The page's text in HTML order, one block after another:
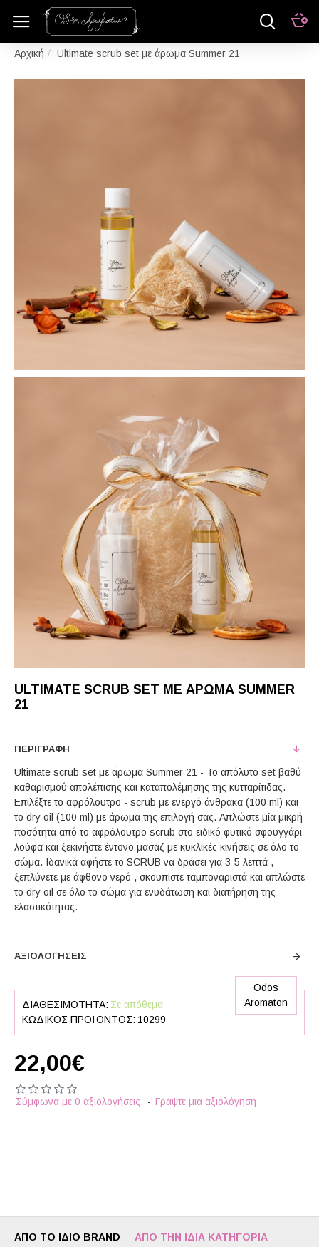
Ultimate scrub set με άρωμα Summer 21
ULTIMATE SCRUB SET ΜΕ ΆΡΩΜΑ SUMMER
21
ΠΕΡΙΓΡΑΦΉ
Ultimate scrub set με άρωμα Summer 21 - Το απόλυτο set βαθύ
καθαρισμού απολέπισης και καταπολέμησης της κυτταρίτιδας.
Επιλέξτε το αφρόλουτρο - scrub με ενεργό άνθρακα (100 ml) και
το dry oil (100 ml) με άρωμα της επιλογή σας. Aπλώστε μία μικρή
ποσότητα από το αφρόλουτρο scrub στο ειδικό φυτικό σφουγγάρι
λούφα και ξεκινήστε έντονο μασάζ με κυκλικές κινήσεις σε όλο το
σώμα. Ιδανικά αφήστε το SCRUB να δράσει για 3-5 λεπτά ,
ξεπλύνετε με άφθονο νερό , σκουπίστε ταμποναριστά και απλώστε
το dry oil σε όλο το σώμα για ενυδάτωση και διατήρηση της
ελαστικότητας.
ΑΞΙΟΛΟΓΉΣΕΙΣ
ΔΙΑΘΕΣΙΜΌΤΗΤΑ: Σε απόθεμα
ΚΩΔΙΚΌΣ ΠΡΟΪΌΝΤΟΣ: 10299
Odos
Aromaton
Σύμφωνα με 0 αξιολογήσεις. - Γράψτε μια αξιολόγηση
22,00€
ΑΠΌ ΤΟ ΊΔΙΟ BRAND ΑΠΌ ΤΗΝ ΊΔΙΑ ΚΑΤΗΓΟΡΊΑ